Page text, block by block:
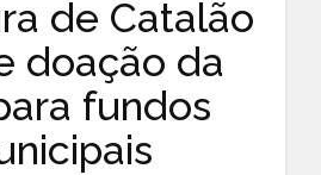
de Catalão
doação da
fundos